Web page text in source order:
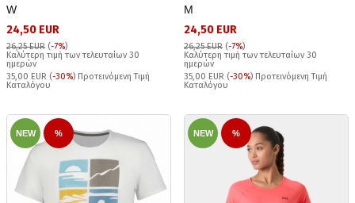
W
24,50 EUR
26,25 EUR (-7%)
Καλύτερη τιμή των τελευταίων 30
ημερών
35,00 EUR (-30%) Προτεινόμενη Τιμή
Καταλόγου
M
24,50 EUR
26,25 EUR (-7%)
Καλύτερη τιμή των τελευταίων 30
ημερών
35,00 EUR (-30%) Προτεινόμενη Τιμή
Καταλόγου
NEW % NEW %